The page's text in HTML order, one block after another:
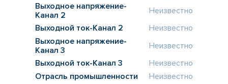
Выходное напряжение-
Канал 2
Неизвестно
Выходной ток-Канал 2
Неизвестно
Выходное напряжение-
Канал 3
Неизвестно
Выходной ток-Канал 3
Неизвестно
Отрасль промышленности
Неизвестно